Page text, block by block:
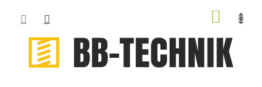
obsah